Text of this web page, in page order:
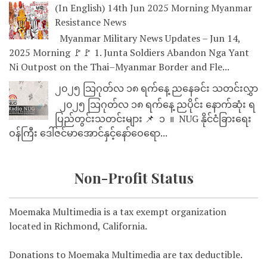
(In English) 14th Jun 2025 Morning Myanmar
Resistance News
Myanmar Military News Updates – Jun 14,
2025 Morning 🚩🚩 1. Junta Soldiers Abandon Nga Yant
Ni Outpost on the Thai–Myanmar Border and Fle...
၂၀၂၅ သြဂုတ်လ ၁၈ ရက်နေ့ ညနေခင်း သတင်းလွှာ
၂၀၂၅ သြဂုတ်လ ၁၈ ရက်နေ့ ညပိုင်း နောက်ဆုံး ရ
ပြည်တွင်းသတင်းများ 📌 ⁨⁨⁨⁨ ၁ ⁨ ။ ⁨ NUG နိုင်ငံခြားရေး
ဝန်ကြီး ဒေါ်ဇင်မာအောင်နှင့်နော်ဝေရော...
Non-Profit Status
Moemaka Multimedia is a tax exempt organization
located in Richmond, California.
Donations to Moemaka Multimedia are tax deductible.